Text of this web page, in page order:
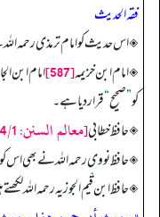
فقہ الحدیث
◈ اس حدیث کو امام ترمذی رحمہ
◈ امام ابن خزیمہ[587] امام ابن
کو” صحیح“قرار دیا ہے۔
◈ حافظ خطابی[معالم السنن: 194/1]
◈ حافظ نووی رحمہ اللہ نے بھی اس کو
◈ حافظ ابن قّیم الجوزیہ رحمہ اللہ